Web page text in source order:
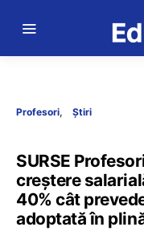
Profesori Știri
SURSE
creștere
40% cât
adoptată în